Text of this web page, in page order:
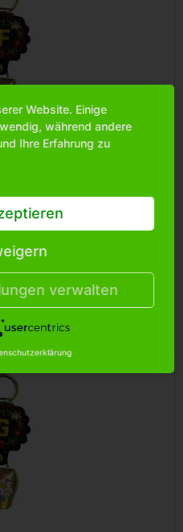
"F", 3.3cm goldene...
Informationen über das
Website. Einige
während andere
Ihre Erfahrung zu
verwalten